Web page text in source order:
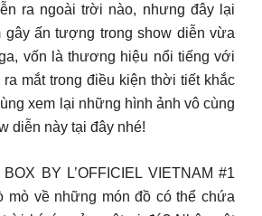
ra ngoài trời nào, nhưng đây lại
gây ấn tượng trong show diễn vừa
vốn là thương hiệu nổi tiếng với
mắt trong điều kiện thời tiết khắc
xem lại những hình ảnh vô cùng
diễn này tại đây nhé!
BY L’OFFICIEL VIETNAM #1
mò về những món đồ có thể chứa